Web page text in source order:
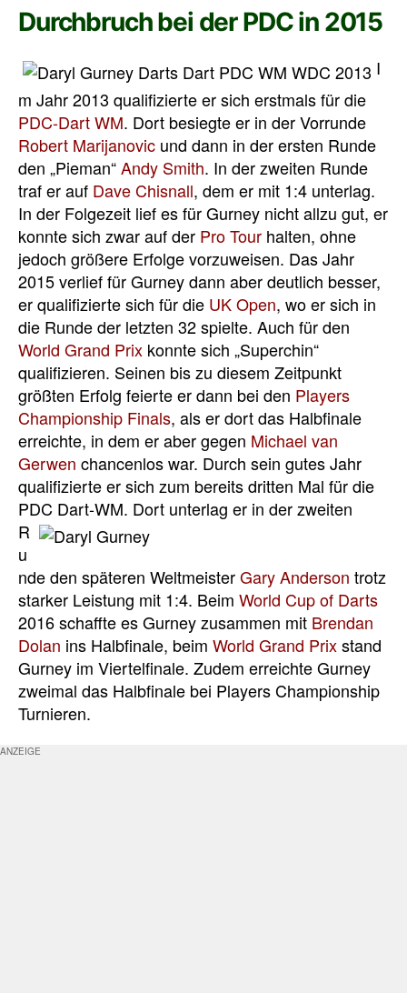
Durchbruch bei der PDC in 2015
I
m Jahr 2013 qualifizierte er sich erstmals für die
PDC-Dart WM. Dort besiegte er in der Vorrunde
Robert Marijanovic und dann in der ersten Runde
den „Pieman“Andy Smith. In der zweiten Runde
traf er auf Dave Chisnall, dem er mit 1:4 unterlag.
In der Folgezeit lief es für Gurney nicht allzu gut, er
konnte sich zwar auf der Pro Tour halten, ohne
jedoch größere Erfolge vorzuweisen. Das Jahr
2015 verlief für Gurney dann aber deutlich besser,
er qualifizierte sich für die UK Open, wo er sich in
die Runde der letzten 32 spielte. Auch für den
World Grand Prix konnte sich „Superchin“
qualifizieren. Seinen bis zu diesem Zeitpunkt
größten Erfolg feierte er dann bei den Players
Championship Finals, als er dort das Halbfinale
erreichte, in dem er aber gegen Michael van
Gerwen chancenlos war. Durch sein gutes Jahr
qualifizierte er sich zum bereits dritten Mal für die
PDC Dart-WM. Dort unterlag er in der zweiten
R
u
nde den späteren WeltmeisterGary Anderson trotz
starker Leistung mit 1:4. Beim World Cup of Darts
2016 schaffte es Gurney zusammen mit Brendan
Dolan ins Halbfinale, beim World Grand Prixstand
Gurney im Viertelfinale. Zudem erreichte Gurney
zweimal das Halbfinale bei Players Championship
Turnieren.